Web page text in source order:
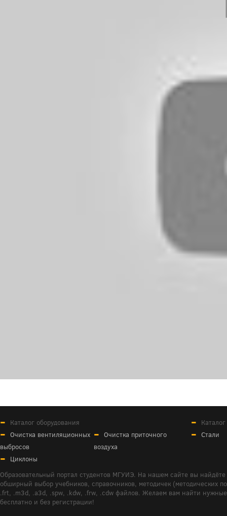
Каталог оборудования
Очистка вентиляционных
выбросов
Очистка приточного
воздуха
Циклоны
Стали
Образовательный портал студентов МГУИЭ. На нашем сайте вы
обширный выбор учебников, справочников, методичек (методических
.frt, .m3d, .a3d, .spw, .kdw, .frw, .cdw файлов. Желаем вам найти
бесплатно и без регистрации!